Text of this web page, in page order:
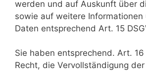
werden und auf Auskunft über
sowie auf weitere Informationen
Daten entsprechend Art. 15
Sie haben entsprechend. Art. 16
Recht, die Vervollständigung der